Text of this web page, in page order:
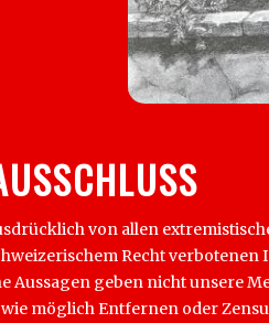
von allen
Recht
Aussagen geben nicht unsere
möglich Entfernen oder